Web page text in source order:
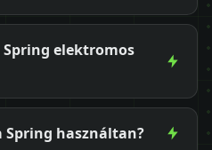
Spring elektromos
használtan?